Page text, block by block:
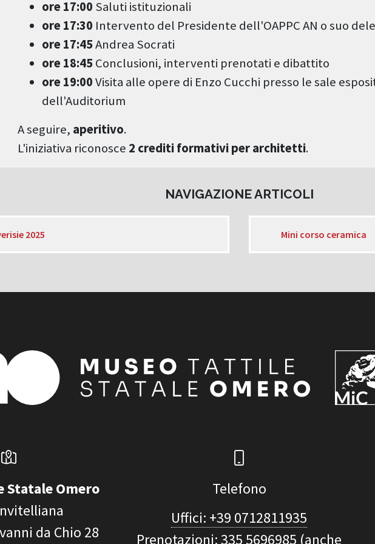
ore 17:00 Saluti istituzionali
ore 17:30 Intervento del Presidente dell'OAPPC AN o suo
ore 17:45Andrea Socrati
ore 18:45 Conclusioni, interventi prenotati e dibattito
ore 19:00Visita alle opere di Enzo Cucchi presso le sale
dell'Auditorium
A seguire, aperitivo.
L'iniziativa riconosce 2 crediti formativi per architetti.
NAVIGAZIONE ARTICOLI
2025 Mini corso ceramica
Statale Omero
da Chio 28
Telefono
Uffici: +39 0712811935
Prenotazioni: 335 5696985 (anche